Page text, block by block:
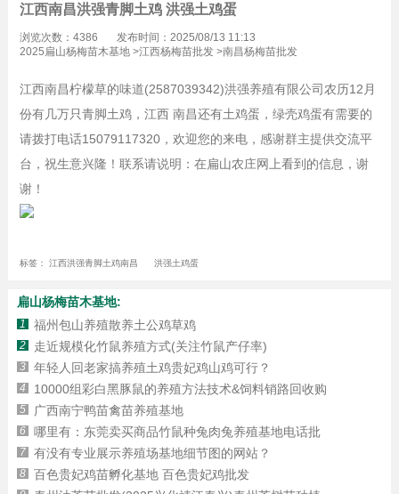
江西南昌洪强青脚土鸡 洪强土鸡蛋
浏览次数：4386
发布时间：2025/08/13 11:13
2025扁山杨梅苗木基地>江西杨梅苗批发>南昌杨梅苗批发
江西南昌柠檬草的味道(2587039342)洪强养殖有限公司农历12月
份有几万只青脚土鸡，江西 南昌还有土鸡蛋，绿壳鸡蛋有需要的
请拨打电话15079117320，欢迎您的来电，感谢群主提供交流平
台，祝生意兴隆！联系请说明：在扁山农庄网上看到的信息，谢
谢！
标签： 江西洪强青脚土鸡南昌 洪强土鸡蛋
扁山杨梅苗木基地:
1 福州包山养殖散养土公鸡草鸡
2 走近规模化竹鼠养殖方式(关注竹鼠产仔率)
3 年轻人回老家搞养殖土鸡贵妃鸡山鸡可行？
4 10000组彩白黑豚鼠的养殖方法技术&饲料销路回收购
5 广西南宁鸭苗禽苗养殖基地
6 哪里有：东莞卖买商品竹鼠种兔肉兔养殖基地电话批
7 有没有专业展示养殖场基地细节图的网站？
8 百色贵妃鸡苗孵化基地 百色贵妃鸡批发